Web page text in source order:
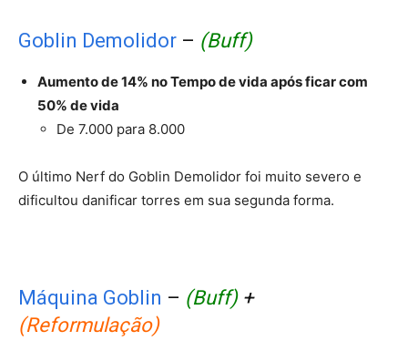
Goblin Demolidor – (Buff)
Aumento de 14% no Tempo de vida após ficar com
50% de vida
De 7.000 para 8.000
O último Nerf do Goblin Demolidor foi muito severo e
dificultou danificar torres em sua segunda forma.
Máquina Goblin – (Buff)+
(Reformulação)